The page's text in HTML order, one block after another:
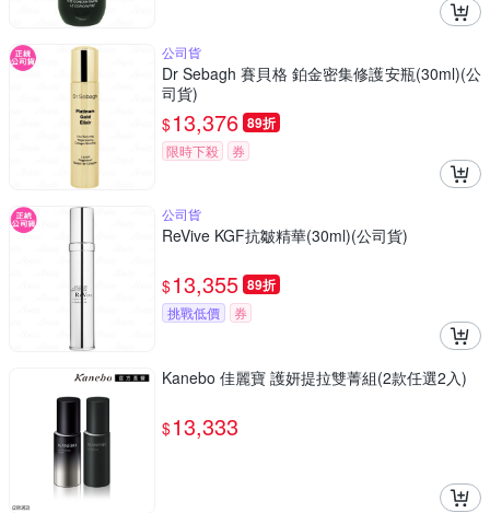
公司貨
Dr Sebagh 賽貝格 鉑金密集修護安瓶(30ml)(公
司貨)
$13,376 89折
限時下殺 券
公司貨
ReVive KGF抗皺精華(30ml)(公司貨)
$13,355 89折
挑戰低價 券
Kanebo 佳麗寶 護妍提拉雙菁組(2款任選2入)
$13,333